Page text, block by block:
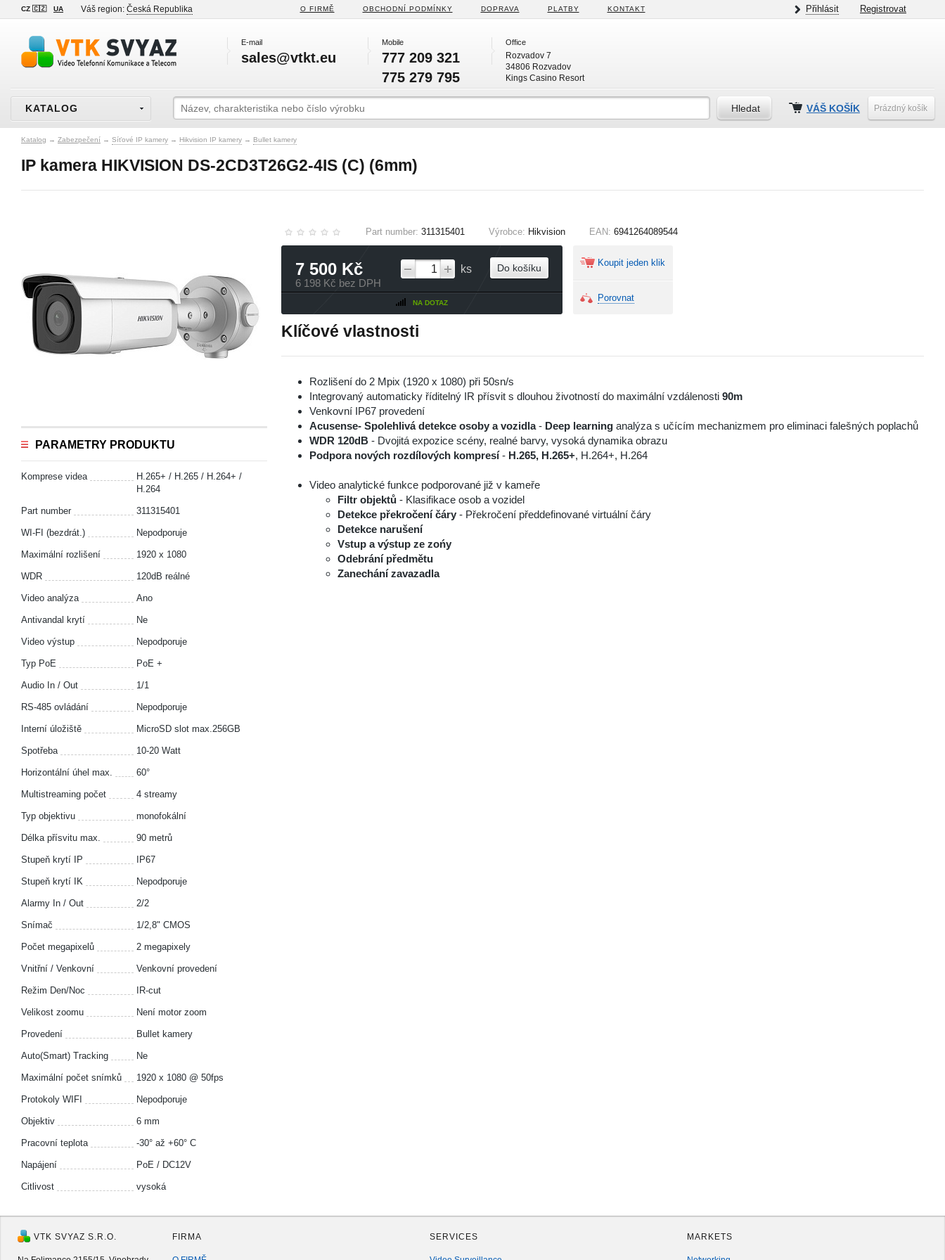
CZ 🇨🇿 UA Váš region: Česká Republika O FIRMĚ OBCHODNÍ PODMÍNKY DOPRAVA PLATBY KONTAKT Přihlásit Registrovat
E-mail
sales@vtkt.eu
Mobile
777 209 321
775 279 795
Office
Rozvadov 7
34806 Rozvadov
Kings Casino Resort
KATALOG VÁŠ KOŠÍK Prázdný košík
Katalog → Zabezpečení → Síťové IP kamery → Hikvision IP kamery → Bullet kamery
IP kamera HIKVISION DS-2CD3T26G2-4IS (C) (6mm)
PARAMETRY PRODUKTU
Komprese videa
H.265+ / H.265 / H.264+ /
H.264
Part number 311315401
WI-FI (bezdrát.) Nepodporuje
Maximální rozlišení 1920 x 1080
WDR 120dB reálné
Video analýza Ano
Antivandal krytí Ne
Video výstup Nepodporuje
Typ PoE PoE +
Audio In / Out 1/1
RS-485 ovládání Nepodporuje
Interní úložiště MicroSD slot max.256GB
Spotřeba 10-20 Watt
Horizontální úhel max. 60°
Multistreaming počet 4 streamy
Typ objektivu monofokální
Délka přísvitu max. 90 metrů
Stupeň krytí IP IP67
Stupeň krytí IK Nepodporuje
Alarmy In / Out 2/2
Snímač 1/2,8" CMOS
Počet megapixelů 2 megapixely
Vnitřní / Venkovní Venkovní provedení
Režim Den/Noc IR-cut
Velikost zoomu Není motor zoom
Provedení Bullet kamery
Auto(Smart) Tracking Ne
Maximální počet snímků 1920 x 1080 @ 50fps
Protokoly WIFI Nepodporuje
Objektiv 6 mm
Pracovní teplota -30° až +60° C
Napájení PoE / DC12V
Citlivost vysoká
Part number: 311315401 Výrobce: Hikvision EAN: 6941264089544
7 500 Kč
6 198 Kč bez DPH
ks
NA DOTAZ
Do košíku Koupit jeden klik
Porovnat
Klíčové vlastnosti
Rozlišení do 2 Mpix (1920 x 1080) při 50sn/s
Integrovaný automaticky říditelný IR přísvit s dlouhou životností do maximální vzdálenosti 90m
Venkovní IP67 provedení
Acusense- Spolehlivá detekce osoby a vozidla- Deep learning analýza s učícím mechanizmem pro eliminaci falešných poplachů
WDR 120dB - Dvojitá expozice scény, realné barvy, vysoká dynamika obrazu
Podpora nových rozdílových kompresí- H.265, H.265+, H.264+, H.264
Video analytické funkce podporované již v kameře
Filtr objektů - Klasifikace osob a vozidel
Detekce překročení čáry - Překročení předdefinované virtuální čáry
Detekce narušení
Vstup a výstup ze zońy
Odebrání předmětu
Zanechání zavazadla
VTK SVYAZ S.R.O. FIRMA SERVICES MARKETS